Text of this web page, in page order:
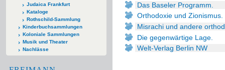
Judaica Frankfurt
Kataloge
Rothschild-Sammlung
Kinderbuchsammlungen
Koloniale Sammlungen
Musik und Theater
Nachlässe
Das Baseler Programm.
Orthodoxie und Zionismus.
Misrachi und andere
Die gegenwärtige Lage.
Welt-Verlag Berlin NW